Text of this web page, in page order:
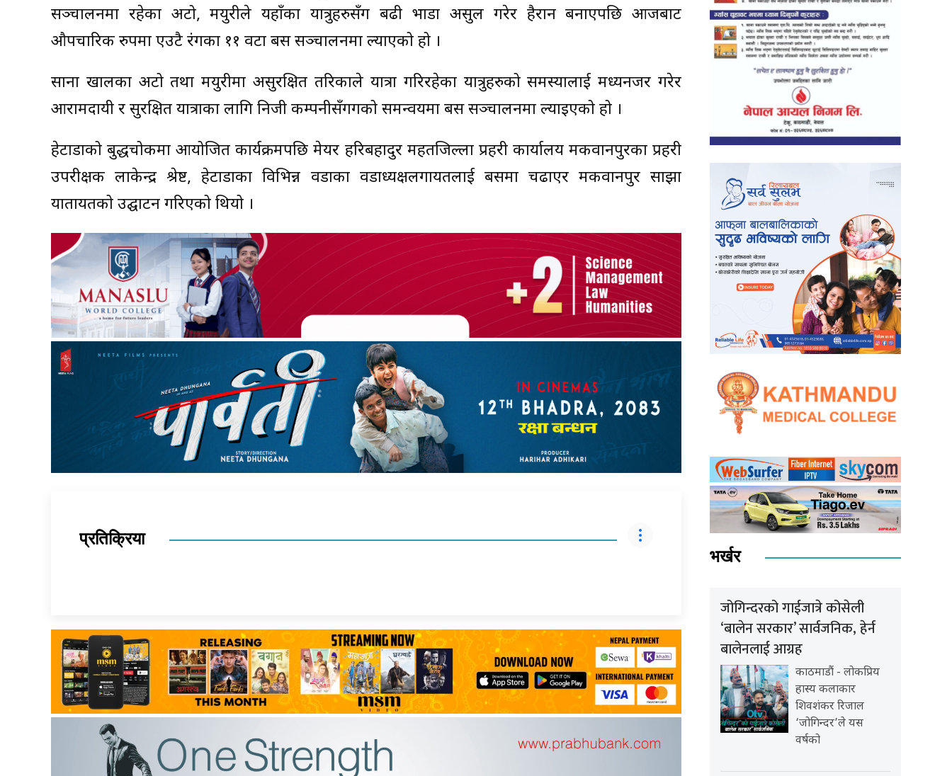
सञ्चालनमा रहेका अटो, मयुरीले यहाँका यात्रुहरुसँग बढी भाडा असुल गरेर हैरान बनाएपछि आजबाट
औपचारिक रुपमा एउटै रंगका ११ वटा बस सञ्चालनमा ल्याएको हो ।
साना खालका अटो तथा मयुरीमा असुरक्षित तरिकाले यात्रा गरिरहेका यात्रुहरुको समस्यालाई मध्यनजर गरेर
आरामदायी र सुरक्षित यात्राका लागि निजी कम्पनीसँगगको समन्वयमा बस सञ्चालनमा ल्याइएको हो ।
हेटौंडाको बुद्धचोकमा आयोजित कार्यक्रमपछि मेयर हरिबहादुर महतजिल्ला प्रहरी कार्यालय मकवानपुरका प्रहरी
उपरीक्षक लाकेन्द्र श्रेष्ट, हेटौंडाका विभिन्न वडाका वडाध्यक्षलगायतलाई बसमा चढाएर मकवानपुर साझा
यातायतको उद्घाटन गरिएको थियो ।
प्रतिक्रिया
भर्खर
जोगिन्दरको गाईजात्रे कोसेली
‘बालेन सरकार’ सार्वजनिक, हेर्न
बालेनलाई आग्रह
काठमाडौं - लोकप्रिय
हास्य कलाकार
शिवशंकर रिजाल
‘जोगिन्दर’ले यस
वर्षको